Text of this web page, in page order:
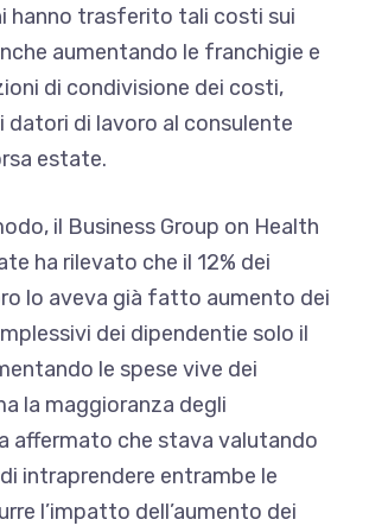
hanno trasferito tali costi sui
aumentando le franchigie e
di condivisione dei costi,
datori di lavoro al consulente
estate.
il Business Group on Health
ha rilevato che il 12% dei
lo aveva già fatto aumento dei
dei dipendentie solo il
le spese vive dei
la maggioranza degli
affermato che stava valutando
intraprendere entrambe le
l’impatto dell’aumento dei